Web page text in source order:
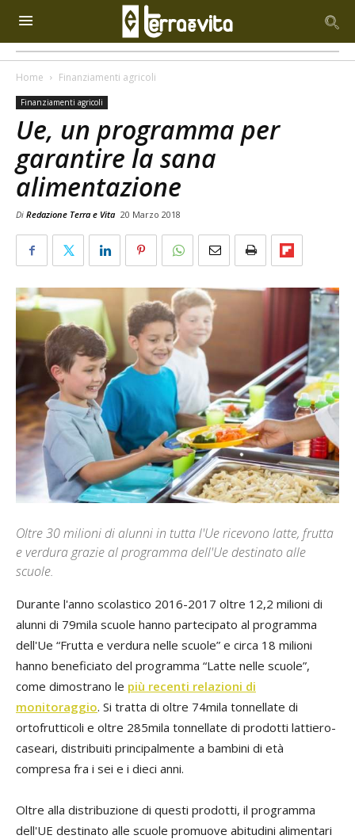
Home Finanziamenti agricoli
Finanziamenti agricoli
Ue, un programma per
garantire la sana
alimentazione
Di Redazione Terra e Vita 20 Marzo 2018
Oltre 30 milioni di alunni in tutta l'Ue ricevono latte, frutta
e verdura grazie al programma dell'Ue destinato alle
scuole.
Durante l'anno scolastico 2016-2017 oltre 12,2 milioni di
alunni di 79mila scuole hanno partecipato al programma
dell'Ue “Frutta e verdura nelle scuole” e circa 18 milioni
hanno beneficiato del programma “Latte nelle scuole”,
come dimostrano le più recenti relazioni di
monitoraggio. Si tratta di oltre 74mila tonnellate di
ortofrutticoli e oltre 285mila tonnellate di prodotti lattiero-
caseari, distribuiti principalmente a bambini di età
compresa fra i sei e i dieci anni.
Oltre alla distribuzione di questi prodotti, il programma
dell'UE destinato alle scuole promuove abitudini alimentari